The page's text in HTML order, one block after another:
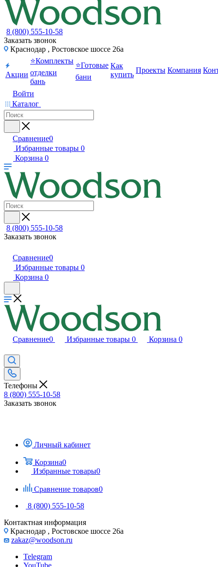
8 (800) 555-10-58
Заказать звонок
Краснодар , Ростовское шоссе 26а
Акции
⭐Комплекты
отделки
бань
⭐Готовые
бани
Как
купить
Проекты Компания
Войти
Каталог
Сравнение0
Избранные товары 0
Корзина 0
8 (800) 555-10-58
Заказать звонок
Сравнение0
Избранные товары 0
Корзина 0
Сравнение0 Избранные товары 0 Корзина 0
Телефоны
8 (800) 555-10-58
Заказать звонок
Личный кабинет
Корзина0
Избранные товары0
Сравнение товаров0
8 (800) 555-10-58
Контактная информация
Краснодар , Ростовское шоссе 26а
zakaz@woodson.ru
Telegram
YouTube